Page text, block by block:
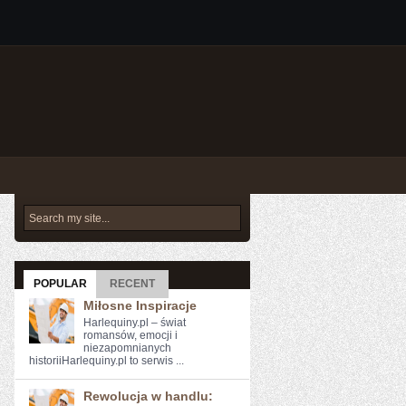
POPULAR RECENT
Miłosne Inspiracje
Harlequiny.pl – świat
romansów, emocji i
niezapomnianych
historiiHarlequiny.pl to serwis ...
Rewolucja w handlu: